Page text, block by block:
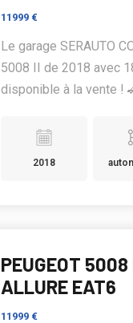
11999 €
Le garage SERAUTO
5008 II de 2018 avec
disponible à la vente !
2018
PEUGEOT
ALLURE EAT6
11999 €